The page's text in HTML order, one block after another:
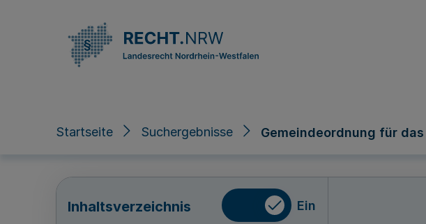
Startseite Suchergebnisse Gemeindeordnung für
Inhaltsverzeichnis Ein